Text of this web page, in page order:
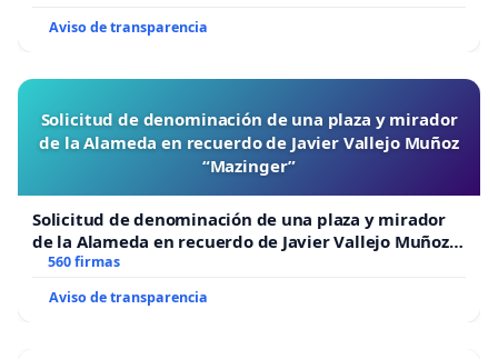
Aviso de transparencia
Solicitud de denominación de una plaza y mirador
de la Alameda en recuerdo de Javier Vallejo Muñoz
“Mazinger”
Solicitud de denominación de una plaza y mirador
de la Alameda en recuerdo de Javier Vallejo Muñoz
“Mazinger”
560 firmas
Aviso de transparencia